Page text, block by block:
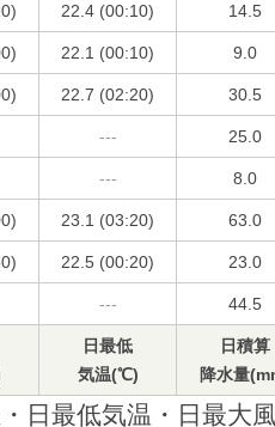
22.4 (00:10) 14.5
22.1 (00:10) 9.0
22.7 (02:20) 30.5
--- 25.0
--- 8.0
23.1 (03:20) 63.0
22.5 (00:20) 23.0
--- 44.5
日最低
気温(℃)
日積算
降水量
日最低気温・日最大